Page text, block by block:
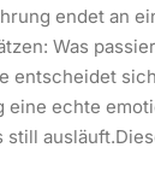
endet an
Was
entscheidet
echte